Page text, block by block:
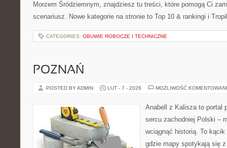
Morzem Śródziemnym, znajdziesz tu treści, które pomogą Ci
scenariusz. Nowe kategorie na stronie to Top 10 & rankingi i
CATEGORIES: OBUWIE ROBOCZE I TECHNICZNE
POZNAŃ
POSTED BY ADMIN LUT - 7 - 2026 MOŻLIWOŚĆ
Anabell z Kalisza to portal
sercu zachodniej Polski –
wciągnąć historią. To
gdzie mapy spotykają się